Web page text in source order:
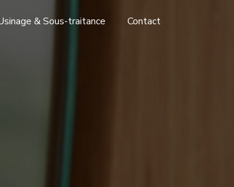
& Sous-traitance Contact